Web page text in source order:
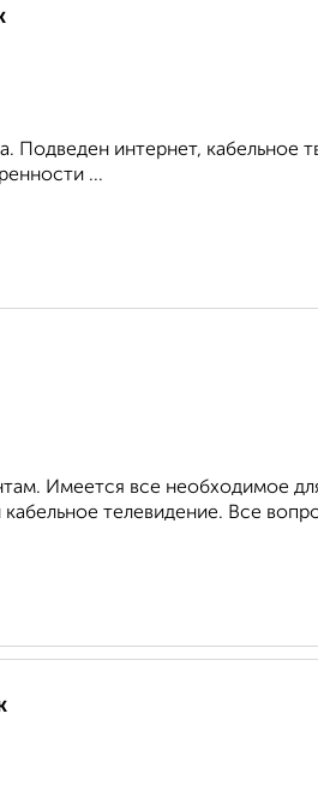
Подведен интернет,
...
Имеется все необходимое
телевидение. Все